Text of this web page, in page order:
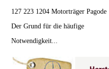
127 223 1204 Motorträger Pagode
Der Grund für die häufige
Notwendigkeit...